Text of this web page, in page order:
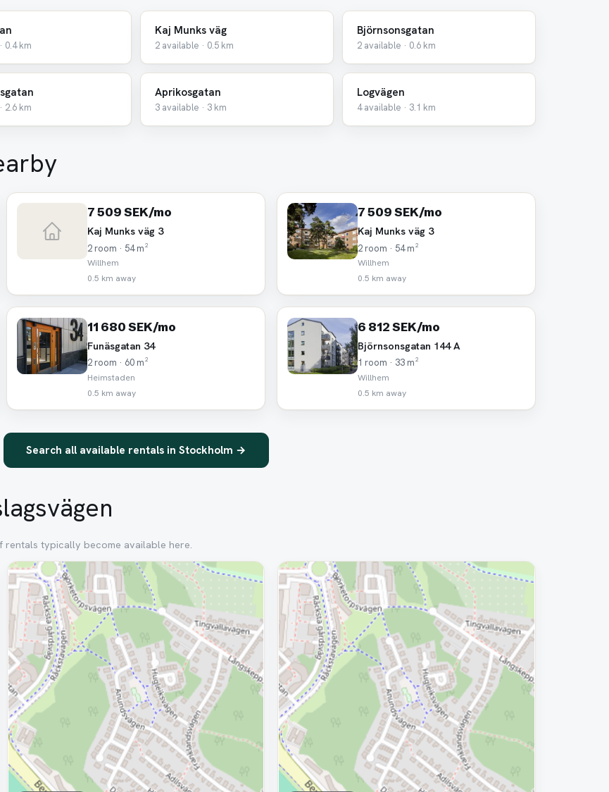
0.4 km
Kaj Munks väg
2 available · 0.5 km
Björnsonsgatan
2 available · 0.6 km
2.6 km
Aprikosgatan
3 available · 3 km
Logvägen
4 available · 3.1 km
7 509 SEK/mo
Kaj Munks väg 3
2 room · 54 m²
Willhem
0.5 km away
7 509 SEK/mo
Kaj Munks väg 3
2 room · 54 m²
Willhem
0.5 km away
11 680 SEK/mo
Funäsgatan 34
2 room · 60 m²
Heimstaden
0.5 km away
6 812 SEK/mo
Björnsonsgatan 144 A
1 room · 33 m²
Willhem
0.5 km away
Search all available rentals in Stockholm →
typically become available here.
Removed Removed